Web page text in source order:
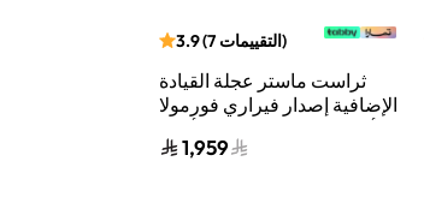
3.9(7 التقييمات)
ثراست ماستر عجلة القيادة
الإضافية إصدار فيراري فورمولا
للألعاب الرياضية باللون الأسود
1,959